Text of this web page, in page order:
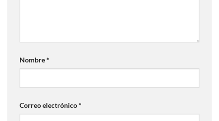
Nombre*
Correo electrónico*